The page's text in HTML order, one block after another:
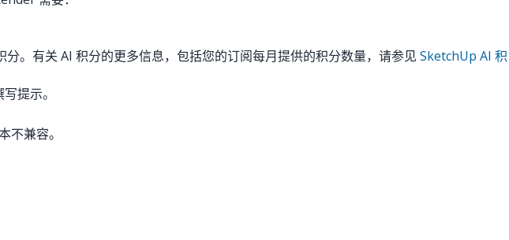
。有关 AI 积分的更多信息，包括您的订阅每月提供的积分数量，请参见 SketchUp AI 积
提示。
兼容。